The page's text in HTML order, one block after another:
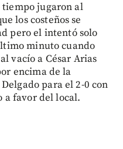
tiempo jugaron al
los costeños se
pero el intentó solo
minuto cuando
vacío a César Arias
encima de la
para el 2-0 con
a favor del local.